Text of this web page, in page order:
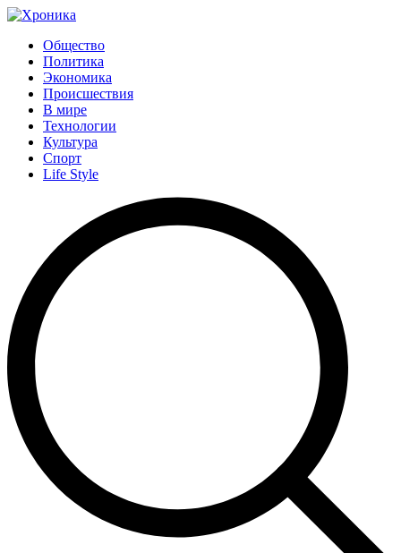
Общество
Политика
Экономика
Происшествия
В мире
Технологии
Культура
Спорт
Life Style